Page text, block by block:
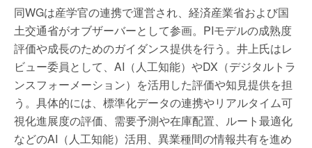
同WGは産学官の連携で運営され、経済産業省および国
土交通省がオブザーバーとして参画。PIモデルの成熟度
評価や成長のためのガイダンス提供を行う。井上氏はレ
ビュー委員として、AI（人工知能）やDX（デジタルトラ
ンスフォーメーション）を活用した評価や知見提供を担
う。具体的には、標準化データの連携やリアルタイム可
視化進展度の評価、需要予測や在庫配置、ルート最適化
などのAI（人工知能）活用、異業種間の情報共有を進め